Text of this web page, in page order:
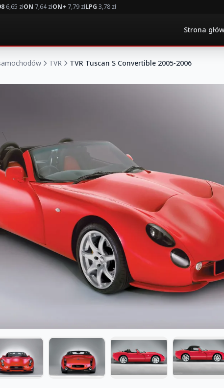
6,65 złON 7,64 złON+ 7,79 złLPG 3,78 zł
Strona
TVR TVR Tuscan S Convertible 2005-2006